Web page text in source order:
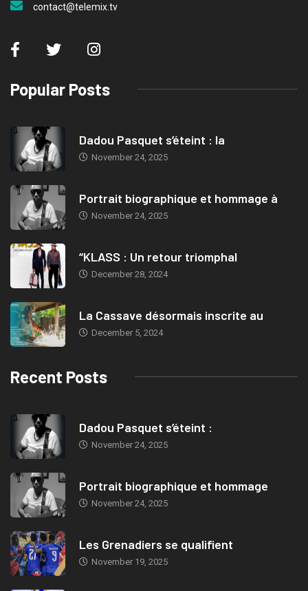
contact@telemix.tv
Popular Posts
Dadou Pasquet s’éteint : la
November 24, 2025
Portrait biographique et hommage à
November 24, 2025
“KLASS : Un retour triomphal
December 28, 2024
La Cassave désormais inscrite au
December 5, 2024
Recent Posts
Dadou Pasquet s’éteint :
November 24, 2025
Portrait biographique et hommage
November 24, 2025
Les Grenadiers se qualifient
November 19, 2025